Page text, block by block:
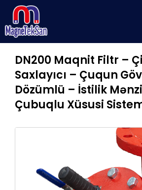
content
DN200 Maqnit Filtr –
Saxlayıcı – Çuqun
Dözümlü – İstilik
Çubuqlu Xüsusi